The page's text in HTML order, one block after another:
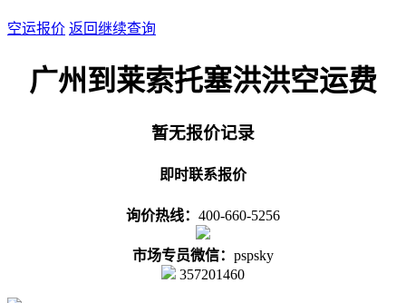
空运报价 返回继续查询
广州到莱索托塞洪洪空运费
暂无报价记录
即时联系报价
询价热线： 400-660-5256
市场专员微信： pspsky
357201460